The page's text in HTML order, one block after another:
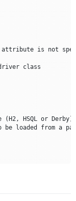
is not
class